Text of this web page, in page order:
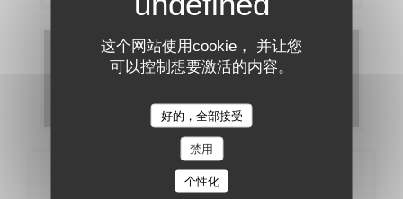
这个网站使用cookie， 并让您
可以控制想要激活的内容。
好的，全部接受
禁用
个性化
菜单
一般信息